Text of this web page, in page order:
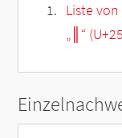
Liste
„║ “